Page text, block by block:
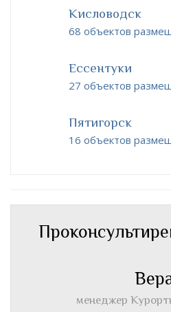
Кисловодск
68 объектов
Ессентуки
27 объектов
Пятигорск
16 объектов
менеджер